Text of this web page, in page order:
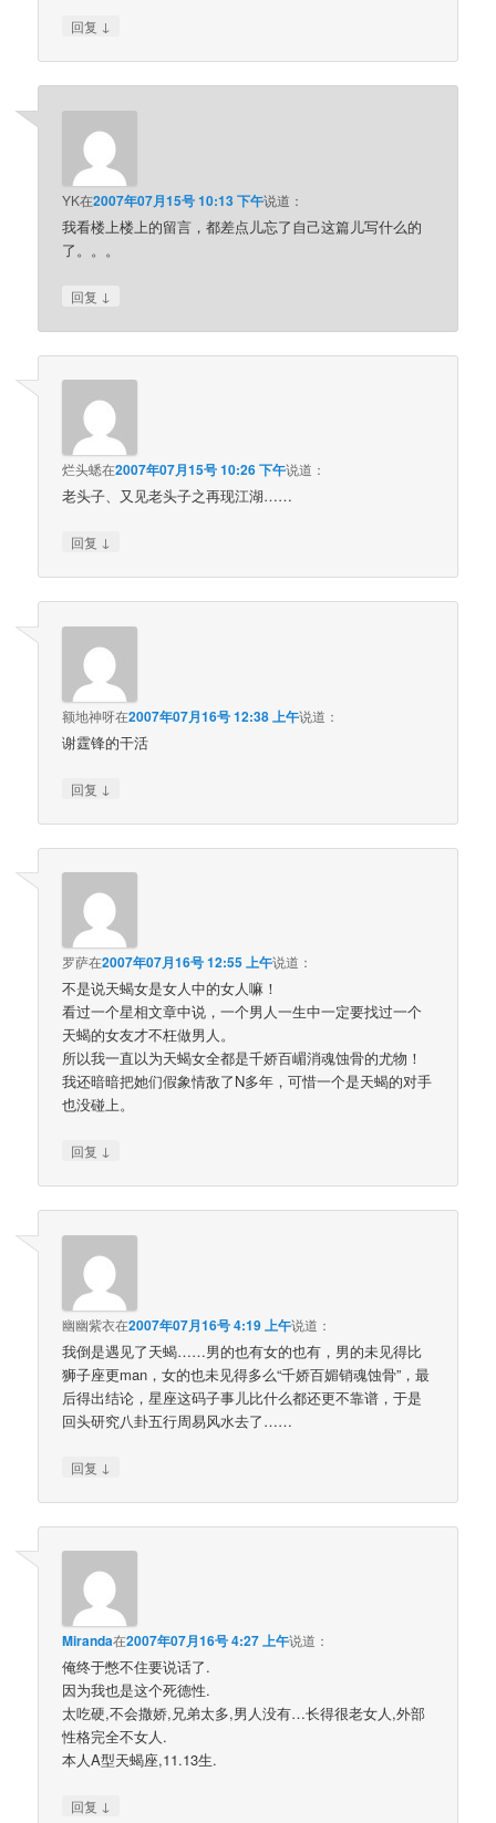
回复 ↓
YK在2007年07月15号 10:13 下午说道：
我看楼上楼上的留言，都差点儿忘了自己这篇儿写什么的
了。。。
回复 ↓
烂头蟋在2007年07月15号 10:26 下午说道：
老头子、又见老头子之再现江湖……
回复 ↓
额地神呀在2007年07月16号 12:38 上午说道：
谢霆锋的干活
回复 ↓
罗萨在2007年07月16号 12:55 上午说道：
不是说天蝎女是女人中的女人嘛！
看过一个星相文章中说，一个男人一生中一定要找过一个
天蝎的女友才不枉做男人。
所以我一直以为天蝎女全都是千娇百嵋消魂蚀骨的尤物！
我还暗暗把她们假象情敌了N多年，可惜一个是天蝎的对手
也没碰上。
回复 ↓
幽幽紫衣在2007年07月16号 4:19 上午说道：
我倒是遇见了天蝎……男的也有女的也有，男的未见得比
狮子座更man，女的也未见得多么“千娇百媚销魂蚀骨”，最
后得出结论，星座这码子事儿比什么都还更不靠谱，于是
回头研究八卦五行周易风水去了……
回复 ↓
Miranda在2007年07月16号 4:27 上午说道：
俺终于憋不住要说话了.
因为我也是这个死德性.
太吃硬,不会撒娇,兄弟太多,男人没有…长得很老女人,外部
性格完全不女人.
本人A型天蝎座,11.13生.
回复 ↓